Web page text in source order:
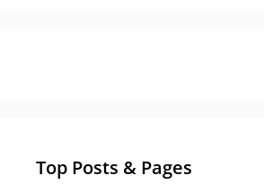
Top Posts & Pages